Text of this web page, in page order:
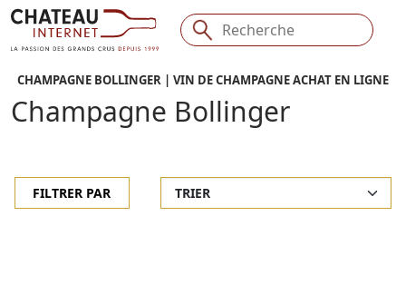
CHAMPAGNE BOLLINGER | VIN DE CHAMPAGNE ACHAT EN LIGNE
Champagne Bollinger
FILTRER PAR